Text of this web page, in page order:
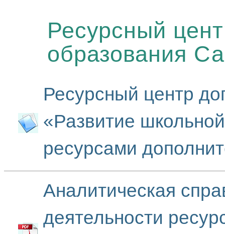
Ресурсный
образования
Ресурсный центр
«Развитие
ресурсами
Аналитическая
деятельности